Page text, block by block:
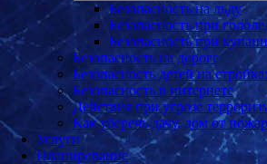
Безопасность на льду
Безопасность при
Безопасность при
Безопасность на дороге
Безопасность детей на
Безопасность в интернете
Действия при угрозе
Как уберечь дачу, дом от
Услуги
Планирование